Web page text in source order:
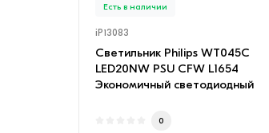
Есть в наличии
iP13083
Cветильник Philips WT045C
LED20NW PSU CFW L1654
Экономичный светодиодный
0